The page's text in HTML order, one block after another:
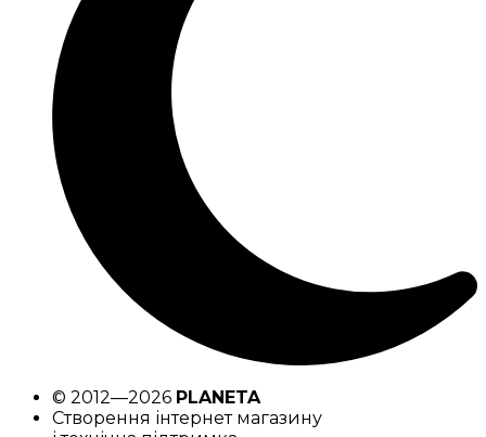
© 2012—2026 PLANETA
Створення інтернет магазину